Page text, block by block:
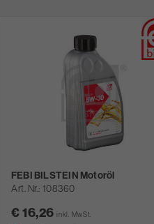
FEBI BILSTEIN Motoröl
Art. Nr. 108360
€ 16,26inkl. MwSt.